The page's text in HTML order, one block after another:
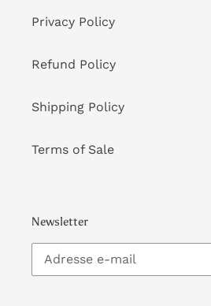
Privacy Policy
Refund Policy
Shipping Policy
Terms of Sale
Newsletter